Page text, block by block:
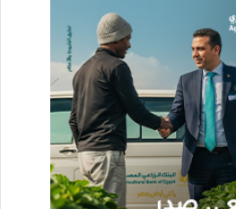
المحلي من السكر ،ويرفع مستوى
.